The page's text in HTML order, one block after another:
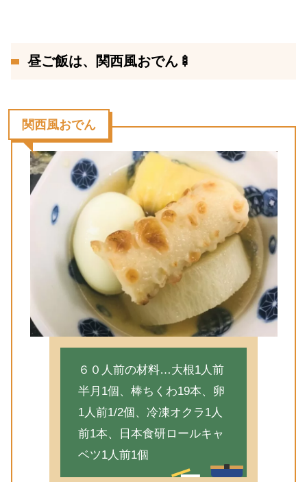
昼ご飯は、関西風おでん🍢
関西風おでん
６０人前の材料…大根1人前
半月1個、棒ちくわ19本、卵
1人前1/2個、冷凍オクラ1人
前1本、日本食研ロールキャ
ベツ1人前1個